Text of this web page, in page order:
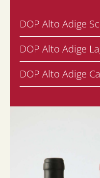
DOP Alto Adige
DOP Alto Adige
DOP Alto Adige